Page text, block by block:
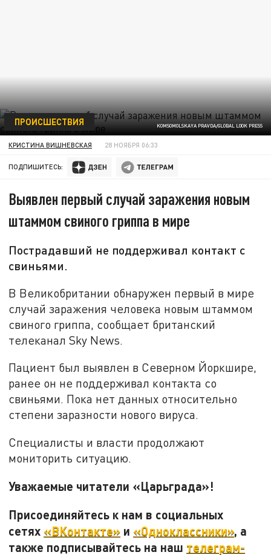
KOMSOMOLSKAYA PRAVDA/GLOBAL LOOK PRESS
ПРОИСШЕСТВИЯ
КРИСТИНА ВИШНЕВСКАЯ 28 НОЯБРЯ 06:33
ПОДПИШИТЕСЬ:
Выявлен первый случай заражения новым
штаммом свиного гриппа в мире
Пострадавший не поддерживал контакт с
свиньями.
В Великобритании обнаружен первый в мире
случай заражения человека новым штаммом
свиного гриппа, сообщает британский
телеканал Sky News.
Пациент был выявлен в Северном Йоркшире,
ранее он не поддерживал контакта со
свиньями. Пока нет данных относительно
степени заразности нового вируса.
Специалисты и власти продолжают
мониторить ситуацию.
Уважаемые читатели «Царьграда»!
Присоединяйтесь к нам в социальных
сетях «ВКонтакте» и «Одноклассники», а
также подписывайтесь на наш телеграм-